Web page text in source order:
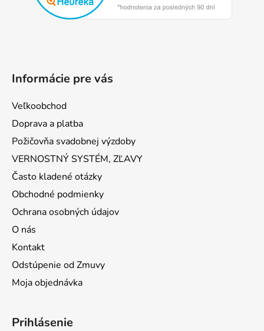
Informácie pre vás
Veľkoobchod
Doprava a platba
Požičovňa svadobnej výzdoby
VERNOSTNÝ SYSTÉM, ZĽAVY
Často kladené otázky
Obchodné podmienky
Ochrana osobných údajov
O nás
Kontakt
Odstúpenie od Zmuvy
Moja objednávka
Prihlásenie